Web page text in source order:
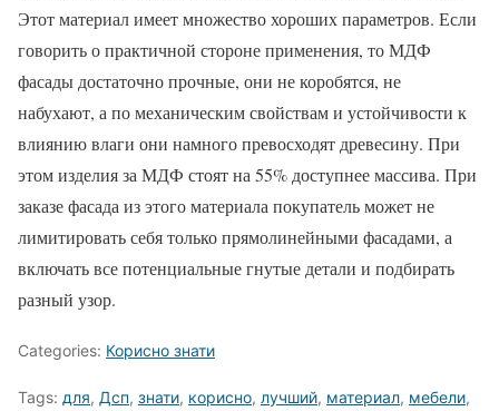
Этот материал имеет множество хороших параметров. Если
говорить о практичной стороне применения, то МДФ
фасады достаточно прочные, они не коробятся, не
набухают, а по механическим свойствам и устойчивости к
влиянию влаги они намного превосходят древесину. При
этом изделия за МДФ стоят на 55% доступнее массива. При
заказе фасада из этого материала покупатель может не
лимитировать себя только прямолинейными фасадами, а
включать все потенциальные гнутые детали и подбирать
разный узор.
Categories: Корисно знати
Tags: для, Дсп, знати, корисно, лучший, материал, мебели,